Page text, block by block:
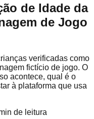
de Idade da
de Jogo
verificadas como
fictício de jogo. O
acontece, qual é o
à plataforma que usa
de leitura